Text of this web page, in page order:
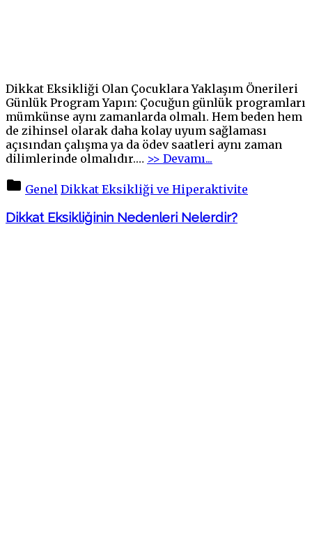
Dikkat Eksikliği Olan Çocuklara Yaklaşım Önerileri
Günlük Program Yapın: Çocuğun günlük programları
mümkünse aynı zamanlarda olmalı. Hem beden hem
de zihinsel olarak daha kolay uyum sağlaması
açısından çalışma ya da ödev saatleri aynı zaman
dilimlerinde olmalıdır.… >> Devamı...
Olan
Çocuklara
Nasıl
Yaklaşılmalı?"
Genel Dikkat Eksikliği ve Hiperaktivite
Dikkat Eksikliğinin Nedenleri Nelerdir?